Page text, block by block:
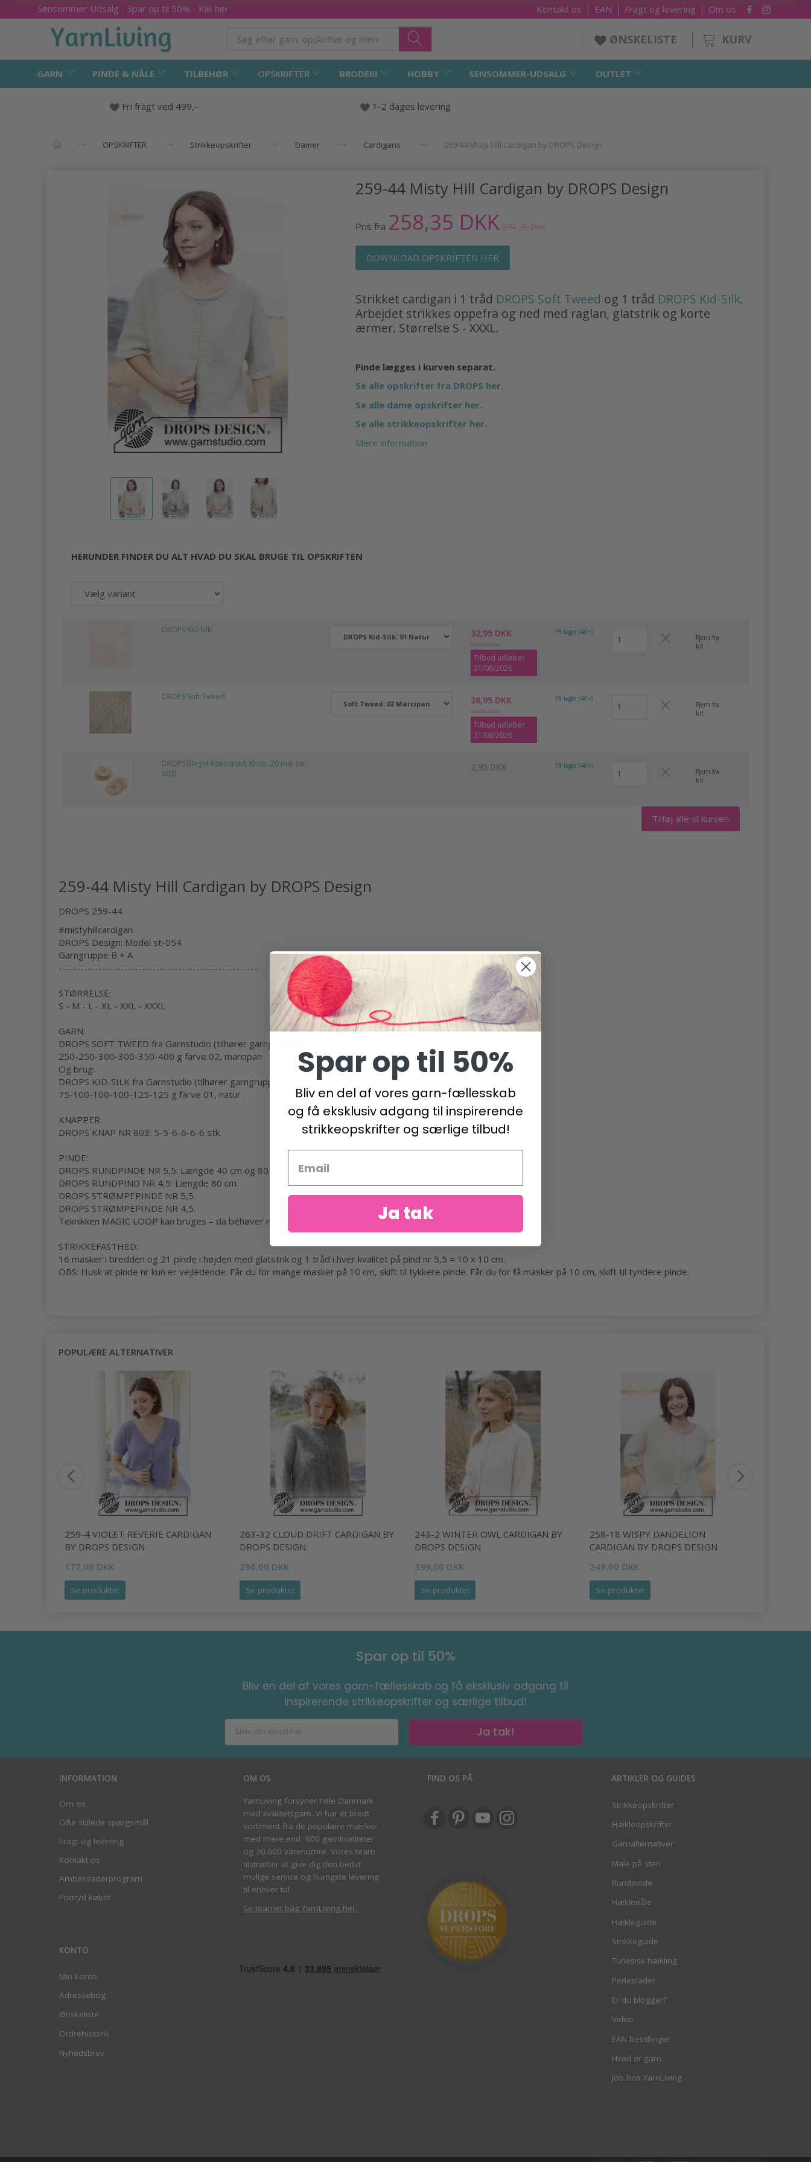
Sensommer Udsalg - Spar op til 50% - Klik her Om os
Fragt og levering
EAN
Kontakt os
KURV
ØNSKELISTE
GARN PINDE & NÅLE TILBEHØR OPSKRIFTER BRODERI HOBBY SENSOMMER-UDSALG OUTLET
Fri fragt ved 499,- 1-2 dages levering
OPSKRIFTER Strikkeopskrifter Damer Cardigans 259-44 Misty Hill Cardigan by DROPS Design
259-44 Misty Hill Cardigan by DROPS Design
Pris fra 258,35 DKK 274,35 DKK
DOWNLOAD OPSKRIFTEN HER
Strikket cardigan i 1 tråd DROPS Soft Tweed og 1 tråd DROPS Kid-Silk.
Arbejdet strikkes oppefra og ned med raglan, glatstrik og korte
ærmer. Størrelse S - XXXL.
Pinde lægges i kurven separat.
Se alle opskrifter fra DROPS her.
Se alle dame opskrifter her.
Se alle strikkeopskrifter her.
Mere information
HERUNDER FINDER DU ALT HVAD DU SKAL BRUGE TIL OPSKRIFTEN
DROPS Kid-Silk 32,95 DKK
34,95 DKK
Tilbud udløber
31/08/2026
På lager (40+)
Fjern fra
kit
DROPS Soft Tweed 28,95 DKK
30,95 DKK
Tilbud udløber
31/08/2026
På lager (40+)
Fjern fra
kit
DROPS Bleget Kokosnød, Knap, 20 mm (nr.
803)
2,95 DKK På lager (40+)
Fjern fra
kit
Tilføj alle til kurven
259-44 Misty Hill Cardigan by DROPS Design
DROPS 259-44
#mistyhillcardigan
DROPS Design: Model st-054
Garngruppe B + A
-------------------------------------------------------
STØRRELSE:
S - M - L - XL - XXL - XXXL
GARN:
DROPS SOFT TWEED fra Garnstudio (tilhører garngruppe B
250-250-300-300-350-400 g farve 02, marcipan
Og brug:
DROPS KID-SILK fra Garnstudio (tilhører garngruppe A)
75-100-100-100-125-125 g farve 01, natur
KNAPPER:
DROPS KNAP NR 803: 5-5-6-6-6-6 stk.
PINDE:
DROPS RUNDPINDE NR 5,5: Længde 40 cm og 80 cm.
DROPS RUNDPIND NR 4,5: Længde 80 cm.
DROPS STRØMPEPINDE NR 5,5.
DROPS STRØMPEPINDE NR 4,5.
Teknikken MAGIC LOOP kan bruges – da behøver man kun en rundpind på 80 cm i hvert pinde-nr.
STRIKKEFASTHED:
16 masker i bredden og 21 pinde i højden med glatstrik og 1 tråd i hver kvalitet på pind nr 5,5 = 10 x 10 cm.
OBS: Husk at pinde nr kun er vejledende. Får du for mange masker på 10 cm, skift til tykkere pinde. Får du for få masker på 10 cm, skift til tyndere pinde.
POPULÆRE ALTERNATIVER
259-4 VIOLET REVERIE CARDIGAN
BY DROPS DESIGN
177,00 DKK
Se produktet
263-32 CLOUD DRIFT CARDIGAN BY
DROPS DESIGN
296,00 DKK
Se produktet
243-2 WINTER OWL CARDIGAN BY
DROPS DESIGN
399,00 DKK
Se produktet
258-18 WISPY DANDELION
CARDIGAN BY DROPS DESIGN
249,00 DKK
Se produktet
Spar op til 50%
Bliv en del af vores garn-fællesskab og få eksklusiv adgang til
inspirerende strikkeopskrifter og særlige tilbud!
Ja tak!
INFORMATION
Om os
Ofte stillede spørgsmål
Fragt og levering
Kontakt os
Ambassadørprogram
Fortryd købet
KONTO
Min konto
Adressebog
Ønskeliste
Ordrehistorik
Nyhedsbrev
OM OS
YarnLiving forsyner hele Danmark
med kvalitetsgarn. Vi har et bredt
sortiment fra de populære mærker
med mere end 600 garnkvaliteter
og 30.000 varenumre. Vores team
tilstræber at give dig den bedst
mulige service og hurtigste levering
til enhver tid.
Se teamet bag YarnLiving her.
FIND OS PÅ ARTIKLER OG GUIDES
Strikkeopskrifter
Hækleopskrifter
Garnalternativer
Male på sten
Rundpinde
Hæklenåle
Hækleguide
Strikkeguide
Tunesisk hækling
Perleplader
Er du blogger?
Video
EAN bestillinger
Hvad er garn
Job hos YarnLiving
Spar op til 50%
Bliv en del af vores garn-fællesskab
og få eksklusiv adgang til inspirerende
strikkeopskrifter og særlige tilbud!
Ja tak